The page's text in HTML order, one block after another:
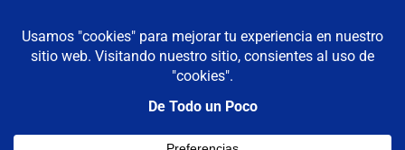
contenido
De todo un poco
Reflexiones,
MENÚ